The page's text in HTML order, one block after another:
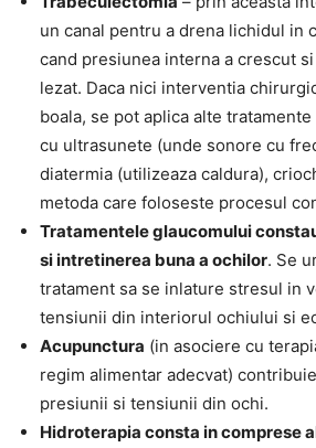
un canal pentru a drena lichidul in
cand presiunea interna a crescut
lezat. Daca nici interventia
boala, se pot aplica alte
cu ultrasunete (unde sonore cu
diatermia (utilizeaza caldura),
metoda care foloseste procesul
Tratamentele glaucomului
si intretinerea buna a ochilor. Se
tratament sa se inlature stresul in
tensiunii din interiorul ochiului si
Acupunctura (in asociere cu
regim alimentar adecvat)
presiunii si tensiunii din ochi.
Hidroterapia consta in comprese